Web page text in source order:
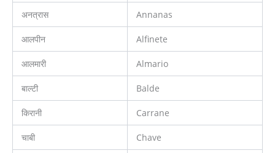
अनत्रास Annanas
आलपीन Alfinete
आलमारी Almario
बाल्टी Balde
किरानी Carrane
चाबी Chave